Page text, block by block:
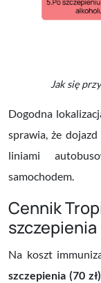
Jak się
Dogodna
sprawia, że
liniami
samochodem.
Cennik
szczepienia
Na koszt
szczepienia (70 zł)